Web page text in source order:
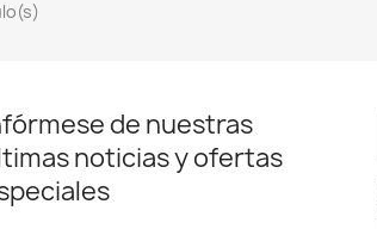
de nuestras
noticias y ofertas